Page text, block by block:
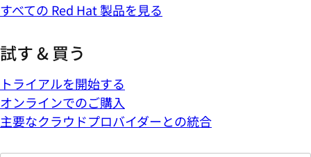
すべての Red Hat 製品を見る
試す & 買う
トライアルを開始する
オンラインでのご購入
主要なクラウドプロバイダーとの統合